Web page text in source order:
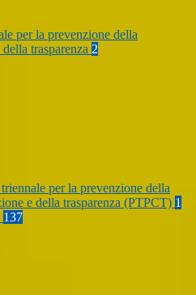
per la prevenzione della
trasparenza 2
per la prevenzione della
e della trasparenza (PTPCT) 1
137